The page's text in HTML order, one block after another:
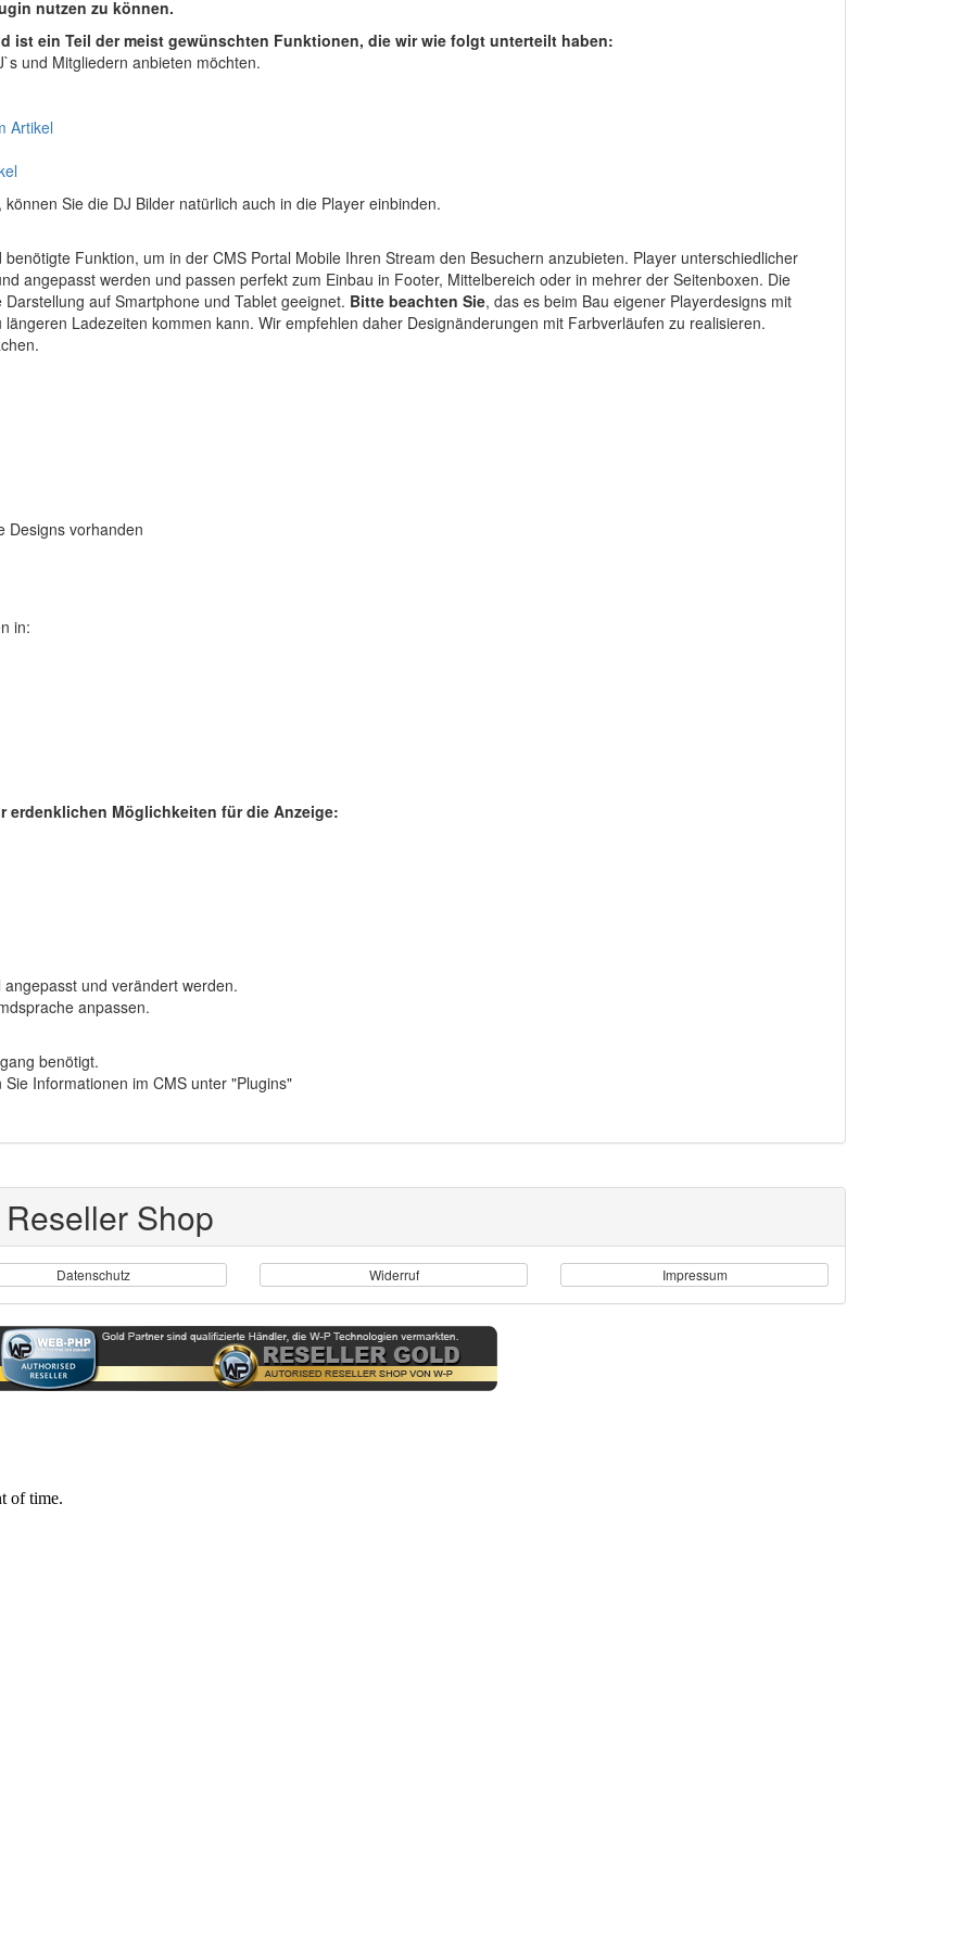
nutzen zu können.
ist ein Teil der meist gewünschten Funktionen, die wir wie folgt unterteilt haben:
und Mitgliedern anbieten möchten.
Artikel
Sie die DJ Bilder natürlich auch in die Player einbinden.
Funktion, um in der CMS Portal Mobile Ihren Stream den Besuchern anzubieten. Player unterschiedlicher
angepasst werden und passen perfekt zum Einbau in Footer, Mittelbereich oder in mehrer der Seitenboxen. Die
auf Smartphone und Tablet geeignet. Bitte beachten Sie, das es beim Bau eigener Playerdesigns mit
Ladezeiten kommen kann. Wir empfehlen daher Designänderungen mit Farbverläufen zu realisieren.
Designs vorhanden
in:
erdenklichen Möglichkeiten für die Anzeige:
und verändert werden.
anpassen.
benötigt.
Informationen im CMS unter "Plugins"
Shop
Datenschutz Widerruf Impressum